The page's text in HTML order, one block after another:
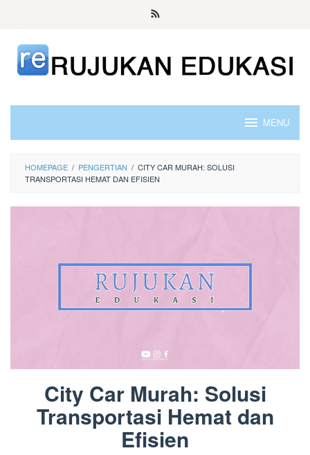
content
MENU
HOMEPAGE / PENGERTIAN / CITY CAR MURAH: SOLUSI
TRANSPORTASI HEMAT DAN EFISIEN
City Car Murah: Solusi
Transportasi Hemat dan
Efisien